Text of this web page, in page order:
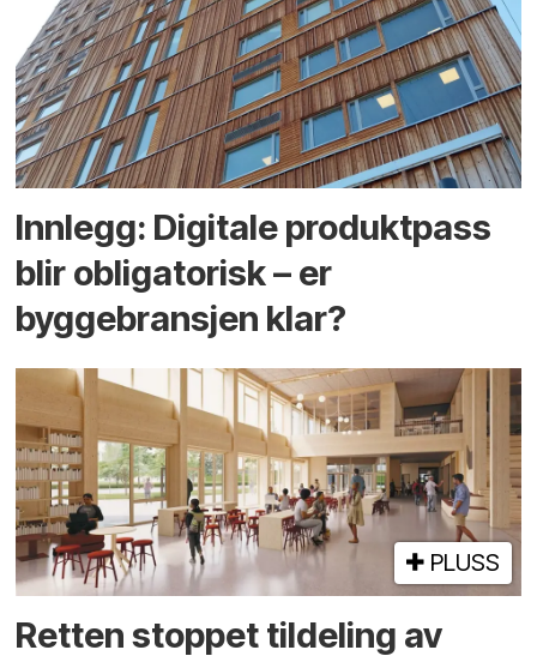
Innlegg: Digitale produktpass
blir obligatorisk – er
byggebransjen klar?
PLUSS
Retten stoppet tildeling av